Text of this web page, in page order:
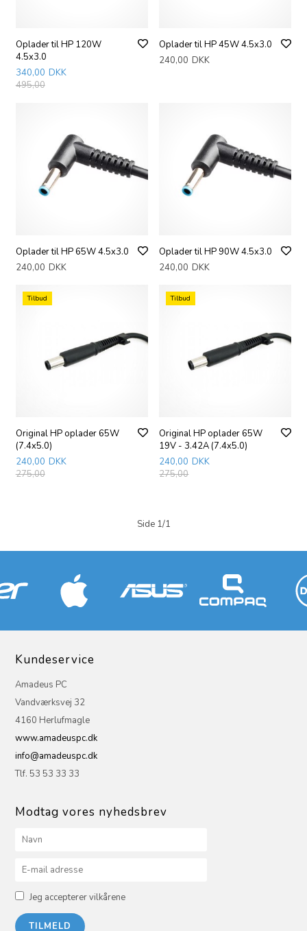
Oplader til HP 120W
4.5x3.0
340,00 DKK
495,00
Oplader til HP 45W 4.5x3.0
240,00 DKK
Oplader til HP 65W 4.5x3.0
240,00 DKK
Oplader til HP 90W 4.5x3.0
240,00 DKK
Tilbud
Original HP oplader 65W
(7.4x5.0)
240,00 DKK
275,00
Tilbud
Original HP oplader 65W
19V - 3.42A (7.4x5.0)
240,00 DKK
275,00
Side 1/1
Kundeservice
Amadeus PC
Vandværksvej 32
4160 Herlufmagle
www.amadeuspc.dk
info@amadeuspc.dk
Tlf. 53 53 33 33
Modtag vores nyhedsbrev
Jeg accepterer vilkårene